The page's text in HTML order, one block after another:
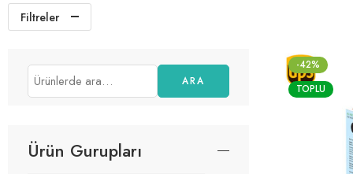
Filtreler
-42%
TOPLU
ARA
Ürün Gurupları